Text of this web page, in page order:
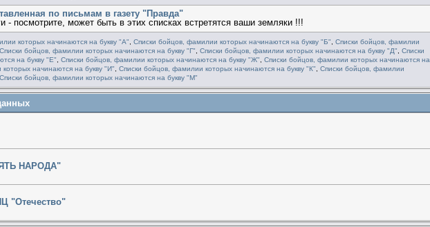
по письмам в газету "Правда"
- посмотрите, может быть в этих списках встретятся ваши земляки !!!
которых начинаются на букву "А" Списки бойцов, фамилии которых начинаются на букву "Б"
Списки бойцов, фамилии
Списки бойцов, фамилии которых начинаются на букву "Г" Списки бойцов, фамилии которых начинаются на букву "Д"
Списки
на букву "Е"
Списки бойцов, фамилии которых начинаются на букву "Ж"
Списки бойцов, фамилии которых начинаются на
начинаются на букву "И" Списки бойцов, фамилии которых начинаются на букву "К"
Списки бойцов, фамилии
Списки бойцов, фамилии которых начинаются на букву "М"
НАРОДА"
"Отечество"